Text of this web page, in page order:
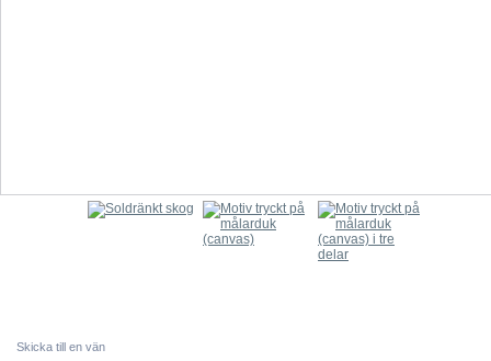
Skicka till en vän